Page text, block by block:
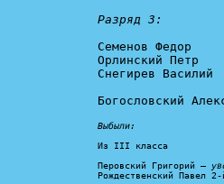
Разряд 3:
Семенов Федор
Орлинский Петр
Снегирев Василий
Богословский
Выбыли:
Из III класса
Перовский Григорий –
Рождественский Павел